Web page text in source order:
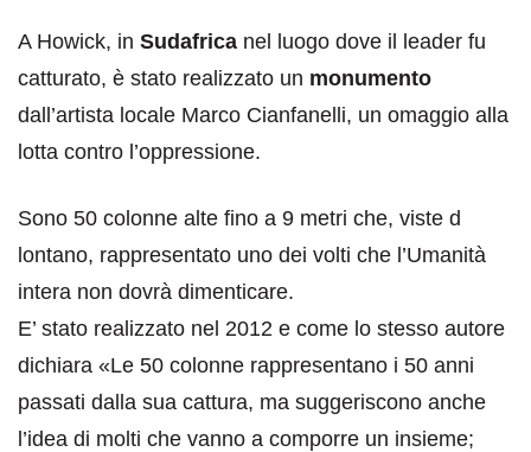
A Howick, in Sudafrica nel luogo dove il leader fu
catturato, è stato realizzato un monumento
dall’artista locale Marco Cianfanelli, un omaggio alla
lotta contro l’oppressione.
Sono 50 colonne alte fino a 9 metri che, viste d
lontano, rappresentato uno dei volti che l’Umanità
intera non dovrà dimenticare.
E’ stato realizzato nel 2012 e come lo stesso autore
dichiara «Le 50 colonne rappresentano i 50 anni
passati dalla sua cattura, ma suggeriscono anche
l’idea di molti che vanno a comporre un insieme;